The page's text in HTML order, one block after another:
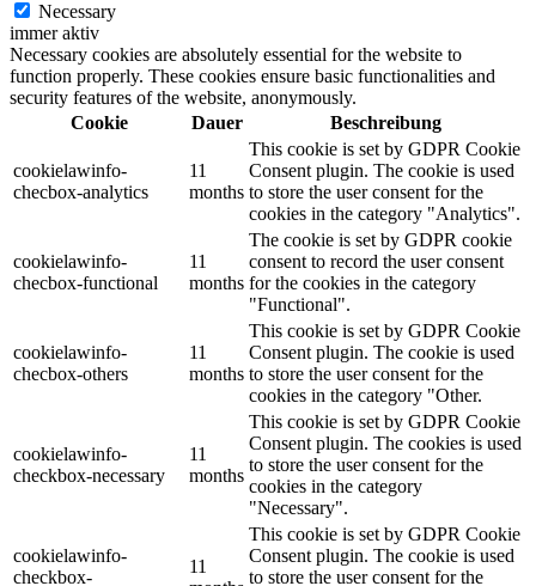
Necessary
immer aktiv
Necessary cookies are absolutely essential for the website to
function properly. These cookies ensure basic functionalities and
security features of the website, anonymously.
Cookie
Dauer Beschreibung
cookielawinfo-
checbox-analytics
11
months
This cookie is set by GDPR Cookie
Consent plugin. The cookie is used
to store the user consent for the
cookies in the category "Analytics".
cookielawinfo-
checbox-functional
11
months
The cookie is set by GDPR cookie
consent to record the user consent
for the cookies in the category
"Functional".
cookielawinfo-
checbox-others
11
months
This cookie is set by GDPR Cookie
Consent plugin. The cookie is used
to store the user consent for the
cookies in the category "Other.
cookielawinfo-
checkbox-necessary
11
months
This cookie is set by GDPR Cookie
Consent plugin. The cookies is used
to store the user consent for the
cookies in the category
"Necessary".
cookielawinfo-
checkbox-
11
This cookie is set by GDPR Cookie
Consent plugin. The cookie is used
to store the user consent for the